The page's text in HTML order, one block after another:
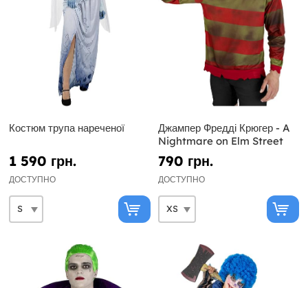
Костюм трупа нареченої
1 590 грн.
ДОСТУПНО
Джампер Фредді Крюгер - A
Nightmare on Elm Street
790 грн.
ДОСТУПНО